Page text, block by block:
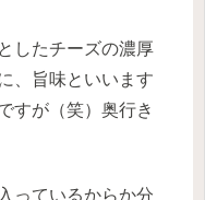
したチーズの濃厚
、旨味といいます
すが（笑）奥行き
っているからか分